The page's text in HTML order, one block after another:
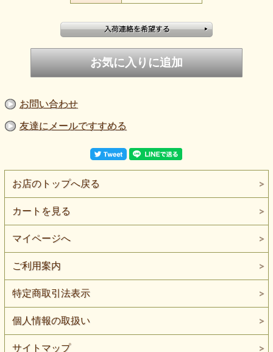
お問い合わせ
友達にメールですすめる
お店のトップへ戻る
カートを見る
マイページへ
ご利用案内
特定商取引法表示
個人情報の取扱い
サイトマップ